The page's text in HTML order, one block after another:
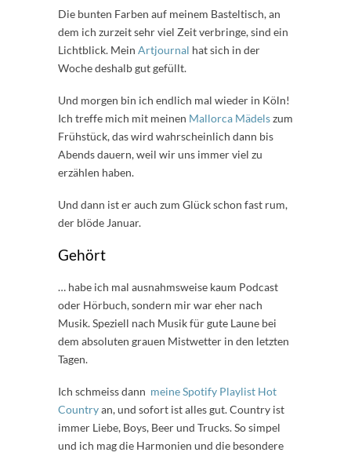
Die bunten Farben auf meinem Basteltisch, an
dem ich zurzeit sehr viel Zeit verbringe, sind ein
Lichtblick. Mein Artjournal hat sich in der
Woche deshalb gut gefüllt.
Und morgen bin ich endlich mal wieder in Köln!
Ich treffe mich mit meinen Mallorca Mädelszum
Frühstück, das wird wahrscheinlich dann bis
Abends dauern, weil wir uns immer viel zu
erzählen haben.
Und dann ist er auch zum Glück schon fast rum,
der blöde Januar.
Gehört
… habe ich mal ausnahmsweise kaum Podcast
oder Hörbuch, sondern mir war eher nach
Musik. Speziell nach Musik für gute Laune bei
dem absoluten grauen Mistwetter in den letzten
Tagen.
Ich schmeiss dann meine Spotify Playlist Hot
Countryan, und sofort ist alles gut. Country ist
immer Liebe, Boys, Beer und Trucks. So simpel
und ich mag die Harmonien und die besondere